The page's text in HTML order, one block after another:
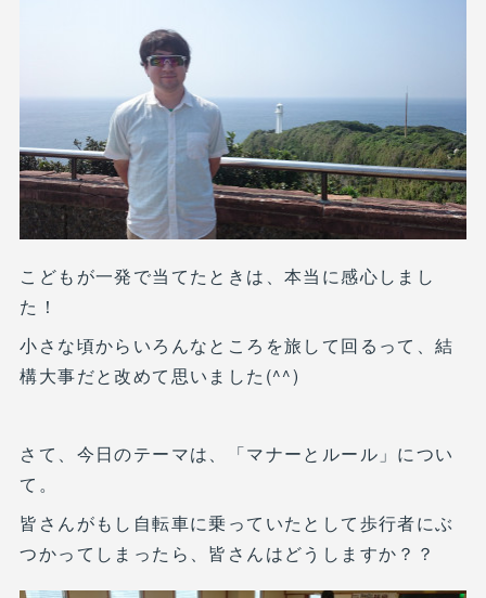
こどもが一発で当てたときは、本当に感心しまし
た！
小さな頃からいろんなところを旅して回るって、結
構大事だと改めて思いました(^^)
さて、今日のテーマは、「マナーとルール」につい
て。
皆さんがもし自転車に乗っていたとして歩行者にぶ
つかってしまったら、皆さんはどうしますか？？